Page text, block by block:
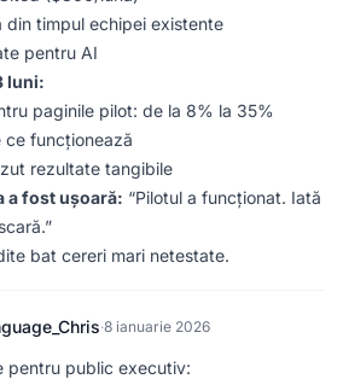
din timpul echipei existente
pentru AI
luni:
paginile pilot: de la 8% la 35%
ce funcționează
rezultate tangibile
a fost ușoară: “Pilotul a funcționat. Iată
bat cereri mari netestate.
·8 ianuarie 2026
pentru public executiv: